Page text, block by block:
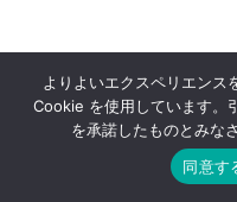
よりよいエクスペリエンス
Cookie を使用しています。
を承諾したものとみな
同意す